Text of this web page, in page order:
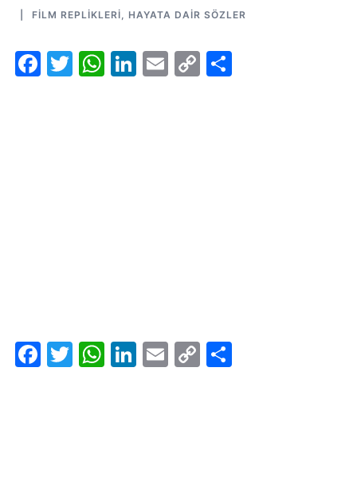
FILM REPLIKLERI HAYATA DAIR SÖZLER
Facebook
Twitter
WhatsApp
LinkedIn
Email
Copy
Facebook
Twitter
WhatsApp
LinkedIn
Email
Copy